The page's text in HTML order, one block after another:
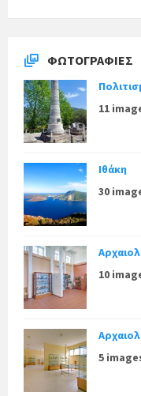
ΦΩΤΟΓΡΑΦΊΕΣ
11
Ιθάκη
30
10
5